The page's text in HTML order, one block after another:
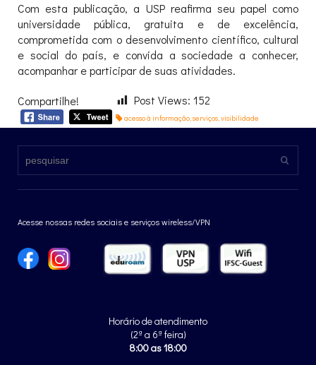
Com esta publicação, a USP reafirma seu papel como
universidade pública, gratuita e de excelência,
comprometida com o desenvolvimento científico, cultural
e social do país, e convida a sociedade a conhecer,
acompanhar e participar de suas atividades.
Compartilhe! Post Views: 152
acesso à informação,serviços,visibilidade
Acesse nossas redes sociais e serviços wireless/VPN
Horário de atendimento
(2ª a 6ª feira)
8:00 as 18:00